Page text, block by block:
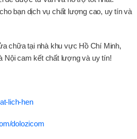
bạn dịch vụ chất lượng cao, uy tín và
chữa tại nhà khu vực Hồ Chí Minh,
Nội cam kết chất lượng và uy tín!
lich-hen
dolozicom